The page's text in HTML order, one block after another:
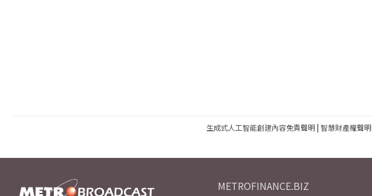
生成式人工智能創建內容免責聲明| 智慧財產權聲明
METROFINANCE.BIZ